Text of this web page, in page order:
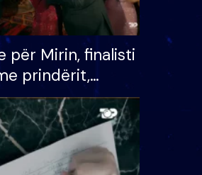
për Mirin, finalisti
prindërit,
bashkëshorten:
letër divorci